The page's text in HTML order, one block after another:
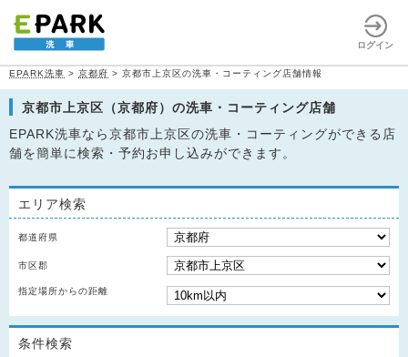
ログイン
EPARK洗車 > 京都府 > 京都市上京区の洗車・コーティング店舗情報
京都市上京区（京都府）の洗車・コーティング店舗
EPARK洗車なら京都市上京区の洗車・コーティングができる店
舗を簡単に検索・予約お申し込みができます。
エリア検索
都道府県
市区郡
指定場所からの距離
条件検索